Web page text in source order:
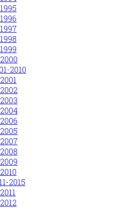
2010
2015